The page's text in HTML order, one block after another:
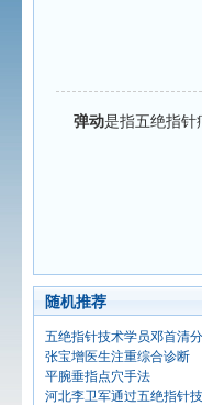
弹动是指五绝指针
随机推荐
五绝指针技术学员邓首清
张宝增医生注重综合诊断
平腕垂指点穴手法
河北李卫军通过五绝指针